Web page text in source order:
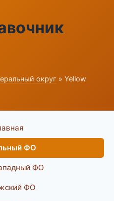
округ » Yellow
ФО
ФО
ФО